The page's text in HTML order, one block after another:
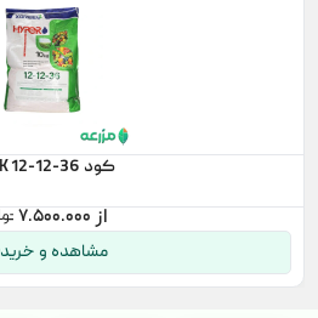
کود NPK 12-12-36
۷.۵۰۰.۰۰۰
مشاهده و خرید